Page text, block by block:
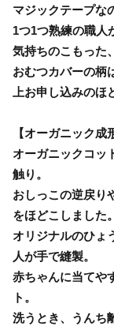
マジックテープな
1つ1つ熟練の職人
気持ちのこもった
おむつカバーの柄
上お申し込みのほ
【オーガニック成
オーガニックコッ
触り。
おしっこの逆戻り
をほどこしました。
オリジナルのひょ
人が手で縫製。
赤ちゃんに当てや
ト。
洗うとき、うんち